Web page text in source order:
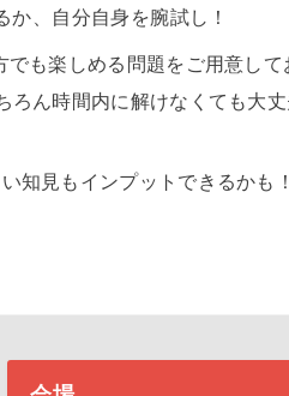
、自分自身を腕試し！
も楽しめる問題をご用意して
ろん時間内に解けなくても大丈
知見もインプットできるかも！